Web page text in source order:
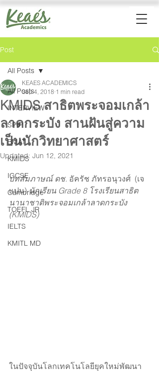
Post
All Posts
INTERVIEW
SPIP
BMAT
KMIDS
IGCSE
Cambridge
TOEFL JR
IELTS
KMITL MD
All Posts
KMIDS สาธิตพระจอมเกล้า
ลาดกระบัง สานฝันสู่ความ
เป็นนักวิทยาศาสตร์
KEAES ACADEMICS
Sep 4, 2018 1 min read
Updated: Jun 12, 2021
บทสัมภาษณ์ ดช. อัครัช ภัทรอนุวงศ์  (เจ
แปน) นักเรียน Grade 8 โรงเรียนสาธิต
นานาชาติพระจอมเกล้าลาดกระบัง
(KMIDS)
ในปัจจุบันโลกเทคโนโลยียุคใหม่พัฒนา